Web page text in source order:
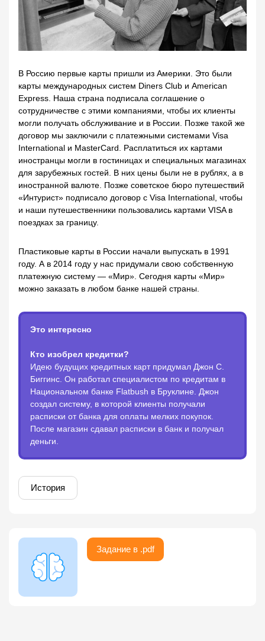
В Россию первые карты пришли из Америки. Это были
карты международных систем Diners Club и American
Express. Наша страна подписала соглашение о
сотрудничестве с этими компаниями, чтобы их клиенты
могли получать обслуживание и в России. Позже такой же
договор мы заключили с платежными системами Visa
International и MasterCard. Расплатиться их картами
иностранцы могли в гостиницах и специальных магазинах
для зарубежных гостей. В них цены были не в рублях, а в
иностранной валюте. Позже советское бюро путешествий
«Интурист» подписало договор с Visa International, чтобы
и наши путешественники пользовались картами VISA в
поездках за границу.
Пластиковые карты в России начали выпускать в 1991
году. А в 2014 году у нас придумали свою собственную
платежную систему — «Мир». Сегодня карты «Мир»
можно заказать в любом банке нашей страны.
Это интересно
Кто изобрел кредитки?
Идею будущих кредитных карт придумал Джон С.
Биггинс. Он работал специалистом по кредитам в
Национальном банке Flatbush в Бруклине. Джон
создал систему, в которой клиенты получали
расписки от банка для оплаты мелких покупок.
После магазин сдавал расписки в банк и получал
деньги.
История
Задание в .pdf